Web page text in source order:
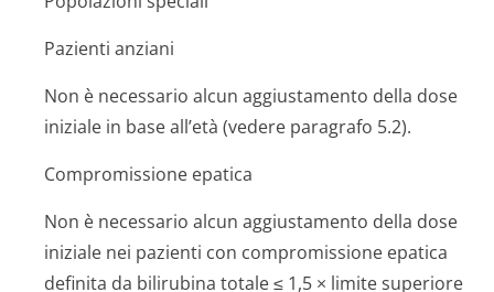
Pazienti anziani
Non è necessario alcun aggiustamento della dose
iniziale in base all’età (vedere paragrafo 5.2).
Compromissione epatica
Non è necessario alcun aggiustamento della dose
iniziale nei pazienti con compromissione epatica
definita da bilirubina totale ≤ 1,5 × limite superiore